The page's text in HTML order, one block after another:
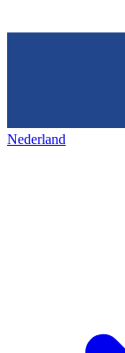
Nederland